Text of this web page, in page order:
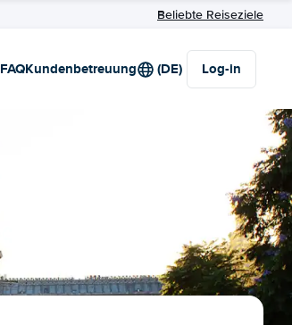
Beliebte Reiseziele
FAQKundenbetreuung (DE) Log-in